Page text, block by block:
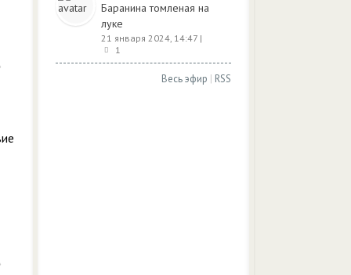
Баранина томленая на
луке
21 января 2024, 14:47 |
1
Весь эфир | RSS